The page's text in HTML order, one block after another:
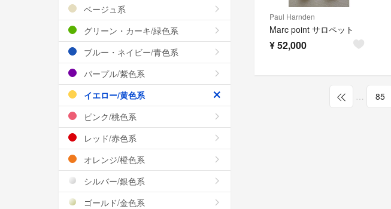
Paul Harnden
Marc point サロペット
¥52,000
… 85
ベージュ系
グリーン・カーキ/緑色系
ブルー・ネイビー/青色系
パープル/紫色系
イエロー/黄色系
ピンク/桃色系
レッド/赤色系
オレンジ/橙色系
シルバー/銀色系
ゴールド/金色系